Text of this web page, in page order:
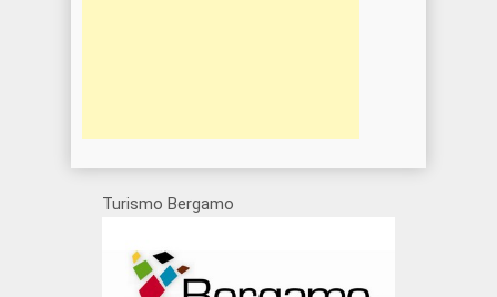
Turismo Bergamo